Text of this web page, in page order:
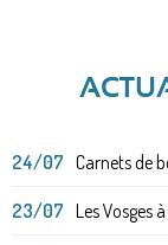
24/07 Carnets de
23/07 Les Vosges